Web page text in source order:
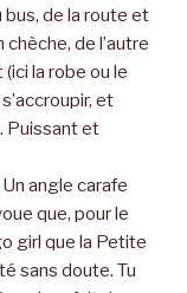
bus, de la route et
chèche, de l’autre
la robe ou le
et
Puissant et
angle carafe
que, pour le
girl que la Petite
sans doute. Tu